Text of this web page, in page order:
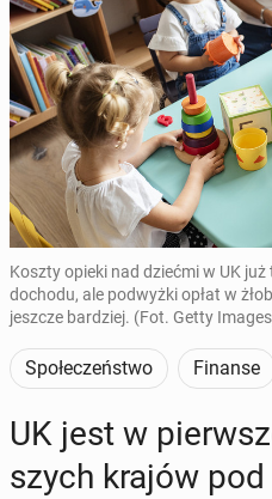
Koszty opieki nad dziećmi w UK
dochodu, ale podwyżki opłat w
jeszcze bardziej. (Fot. Getty
Społeczeństwo Finanse
UK jest w
szych krajów